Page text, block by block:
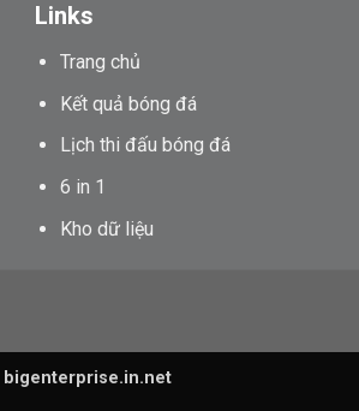
Links
Trang chủ
Kết quả bóng đá
Lịch thi đấu bóng đá
6 in 1
Kho dữ liệu
bigenterprise.in.net